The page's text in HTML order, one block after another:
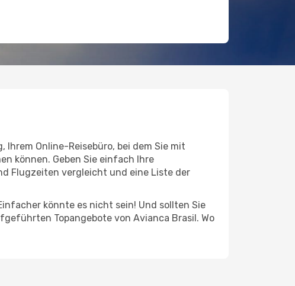
Online-Reisebüro, bei dem Sie mit
können. Geben Sie einfach Ihre
Flugzeiten vergleicht und eine Liste der
könnte es nicht sein! Und sollten Sie
Topangebote von Avianca Brasil. Wo